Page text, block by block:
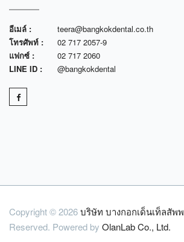
อีเมล์ :
teera@bangkokdental.co.th
โทรศัพท์ :
02 717 2057-9
แฟกซ์ :
02 717 2060
LINE ID :
@bangkokdental
Copyright © 2026บริษัท บางกอกเด็นเท็ลสัพ
Reserved. Powered by OlanLab Co., Ltd.